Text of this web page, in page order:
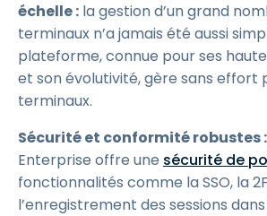
échelle : la gestion d’un grand
terminaux n’a jamais été aussi
plateforme, connue pour ses
et son évolutivité, gère sans effort
terminaux.
Sécurité et conformité robustes :
Enterprise offre une sécurité de
fonctionnalités comme la SSO, la
l’enregistrement des sessions